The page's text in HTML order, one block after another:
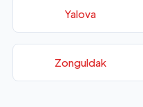
Yalova
Zonguldak